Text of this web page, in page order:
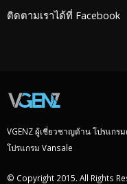
ติดตามเราได้ที่ Facebook
VGENZ ผู้เชี่ยวชาญด้าน โปรแกร
โปรแกรม Vansale
© Copyright 2015. All Rights